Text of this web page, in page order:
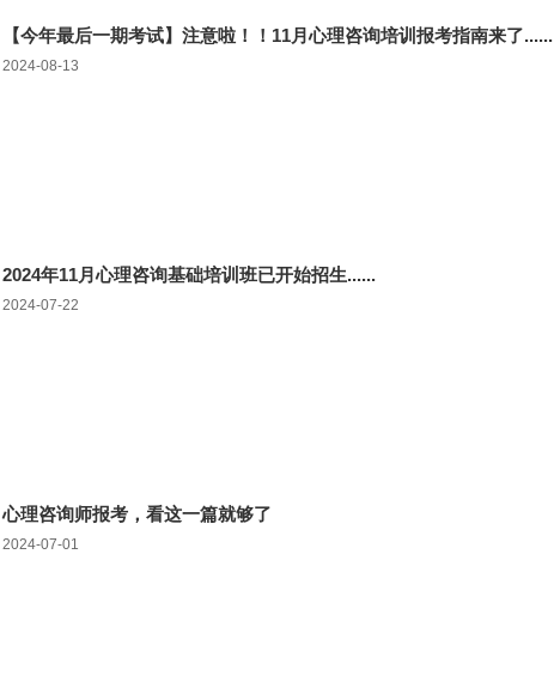
【今年最后一期考试】注意啦！！11月心理咨询培训报考指南来了......
2024-08-13
2024年11月心理咨询基础培训班已开始招生......
2024-07-22
心理咨询师报考，看这一篇就够了
2024-07-01